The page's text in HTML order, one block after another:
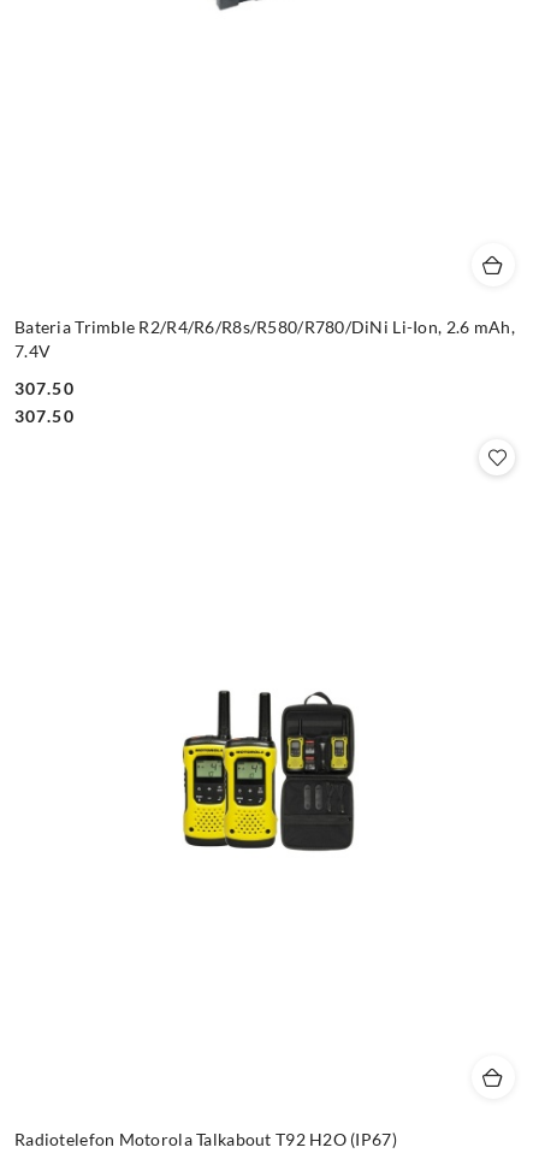
Bateria Trimble R2/R4/R6/R8s/R580/R780/DiNi Li-Ion, 2.6 mAh,
7.4V
Cena:
307.50
Cena:
307.50
Radiotelefon Motorola Talkabout T92 H2O (IP67)